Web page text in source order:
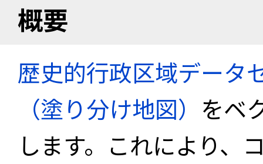
概要
歴史的行政区域データ
（塗り分け地図） をベ
します。これにより、